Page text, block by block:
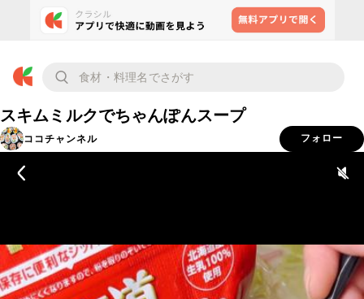
スキムミルクでちゃんぽんスープ
ココチャンネル フォロー